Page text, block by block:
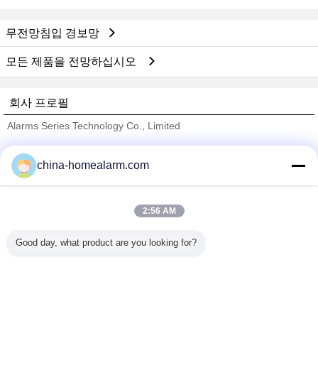
무전망침입 경보망
모든 제품을 전망하십시오
회사 프로필
Alarms Series Technology Co., Limited
Trust Seal
Verified Suplier
모든 제품
china-homealarm.com
2:56 AM
Good day, what product are you looking for?